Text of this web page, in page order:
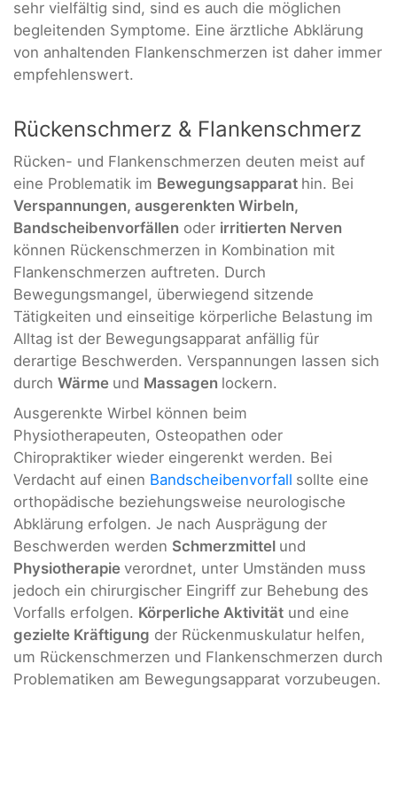
sehr vielfältig sind, sind es auch die möglichen
begleitenden Symptome. Eine ärztliche Abklärung
von anhaltenden Flankenschmerzen ist daher immer
empfehlenswert.
Rückenschmerz & Flankenschmerz
Rücken- und Flankenschmerzen deuten meist auf
eine Problematik im Bewegungsapparat hin. Bei
Verspannungen, ausgerenkten Wirbeln,
Bandscheibenvorfällen oder irritierten Nerven
können Rückenschmerzen in Kombination mit
Flankenschmerzen auftreten. Durch
Bewegungsmangel, überwiegend sitzende
Tätigkeiten und einseitige körperliche Belastung im
Alltag ist der Bewegungsapparat anfällig für
derartige Beschwerden. Verspannungen lassen sich
durch Wärme und Massagen lockern.
Ausgerenkte Wirbel können beim
Physiotherapeuten, Osteopathen oder
Chiropraktiker wieder eingerenkt werden. Bei
Verdacht auf einen Bandscheibenvorfall sollte eine
orthopädische beziehungsweise neurologische
Abklärung erfolgen. Je nach Ausprägung der
Beschwerden werden Schmerzmittel und
Physiotherapie verordnet, unter Umständen muss
jedoch ein chirurgischer Eingriff zur Behebung des
Vorfalls erfolgen. Körperliche Aktivität und eine
gezielte Kräftigung der Rückenmuskulatur helfen,
um Rückenschmerzen und Flankenschmerzen durch
Problematiken am Bewegungsapparat vorzubeugen.